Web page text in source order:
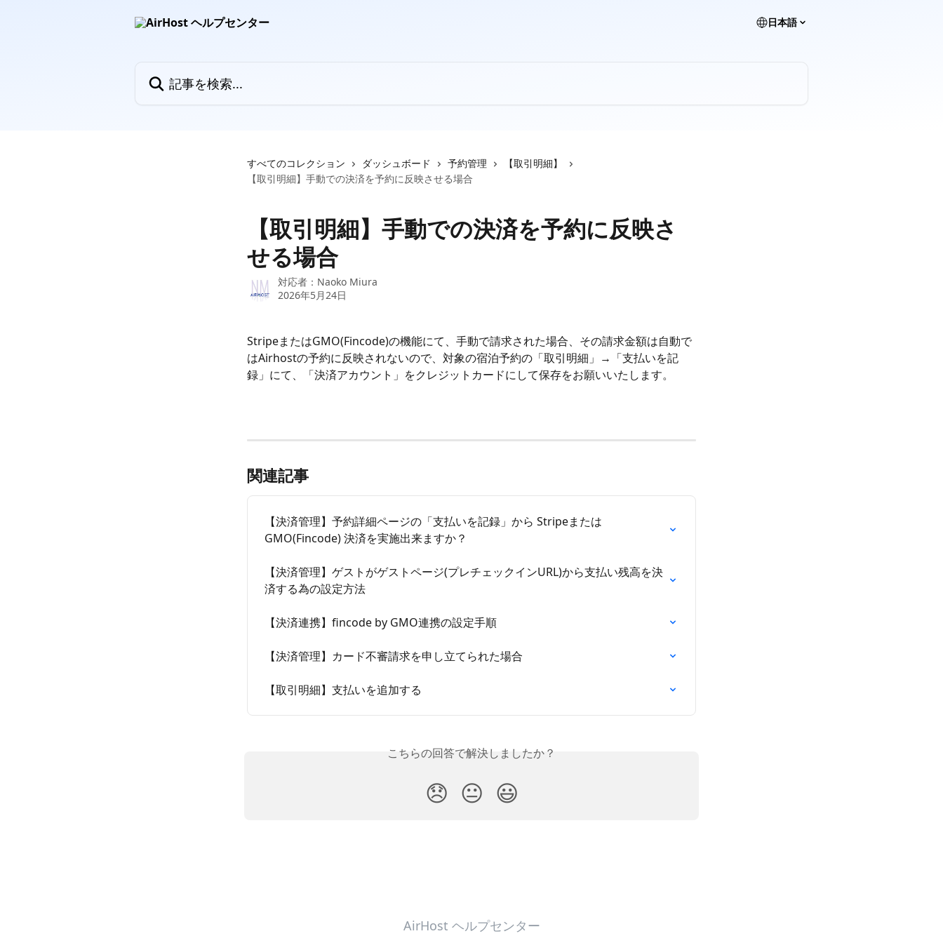
日本語
すべてのコレクション ダッシュボード 予約管理
【取引明細】
【取引明細】手動での決済を予約に反映させる場合
【取引明細】手動での決済を予約に反映さ
せる場合
対応者： Naoko Miura
2026年5月24日
StripeまたはGMO(Fincode)の機能にて、手動で請求された場合、その請求金額は自動で
はAirhostの予約に反映されないので、対象の宿泊予約の「取引明細」→「支払いを記
録」にて、「決済アカウント」をクレジットカードにして保存をお願いいたします。
関連記事
【決済管理】予約詳細ページの「支払いを記録」から Stripeまたは
GMO(Fincode) 決済を実施出来ますか？
【決済管理】ゲストがゲストページ(プレチェックインURL)から支払い残高を決
済する為の設定方法
【決済連携】fincode by GMO連携の設定手順
【決済管理】カード不審請求を申し立てられた場合
【取引明細】支払いを追加する
こちらの回答で解決しましたか？
😞 😐 😃
AirHost ヘルプセンター